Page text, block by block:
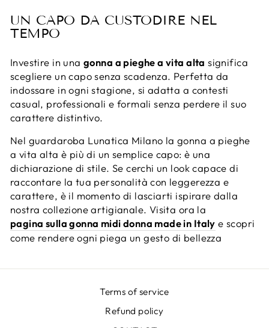
UN CAPO DA CUSTODIRE NEL
TEMPO
Investire in unagonna a pieghe a vita alta significa
scegliere un capo senza scadenza. Perfetta da
indossare in ogni stagione, si adatta a contesti
casual, professionali e formali senza perdere il suo
carattere distintivo.
Nel guardaroba Lunatica Milano la gonna a pieghe
a vita alta è più di un semplice capo: è una
dichiarazione di stile. Se cerchi un look capace di
raccontare la tua personalità con leggerezza e
carattere, è il momento di lasciarti ispirare dalla
nostra collezione artigianale. Visita ora la
pagina sulla gonna midi donna made in Italy e scopri
come rendere ogni piega un gesto di bellezza
Terms of service
Refund policy